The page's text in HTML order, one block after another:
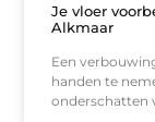
Je vloer
Alkmaar
Een
handen te
onderschatten